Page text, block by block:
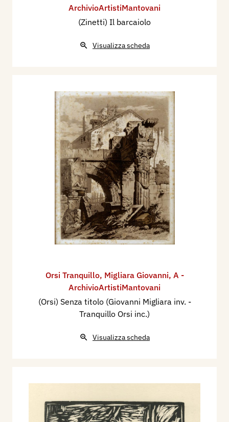
ArchivioArtistiMantovani
(Zinetti) Il barcaiolo
Visualizza scheda
Orsi Tranquillo, Migliara Giovanni, A -
ArchivioArtistiMantovani
(Orsi) Senza titolo (Giovanni Migliara inv. -
Tranquillo Orsi inc.)
Visualizza scheda